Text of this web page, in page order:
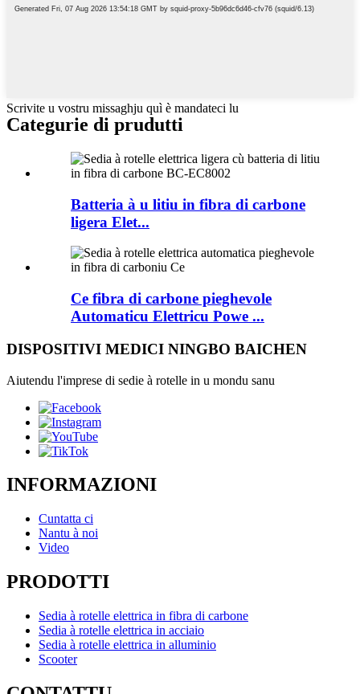
Scrivite u vostru missaghju quì è mandateci lu
Categurie di prudutti
Batteria à u litiu in fibra di carbone
ligera Elet...
Ce fibra di carbone pieghevole
Automaticu Elettricu Powe ...
DISPOSITIVI MEDICI NINGBO BAICHEN
Aiutendu l'imprese di sedie à rotelle in u mondu sanu
INFORMAZIONI
Cuntatta ci
Nantu à noi
Video
PRODOTTI
Sedia à rotelle elettrica in fibra di carbone
Sedia à rotelle elettrica in acciaio
Sedia à rotelle elettrica in alluminio
Scooter